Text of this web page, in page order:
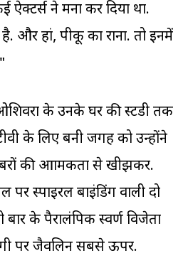
ने मना कर दिया था.
है. और हां, पीकू का राना. तो इनमें
के उनके घर की स्टडी तक
के लिए बनी जगह को उन्होंने
की आक्रामकता से खीझकर.
स्पाइरल बाइंडिंग वाली दो
बार के पैरालंपिक स्वर्ण विजेता
पर जैवलिन सबसे ऊपर.